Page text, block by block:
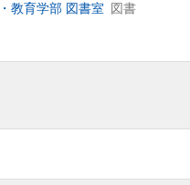
教育学部 図書室
図書